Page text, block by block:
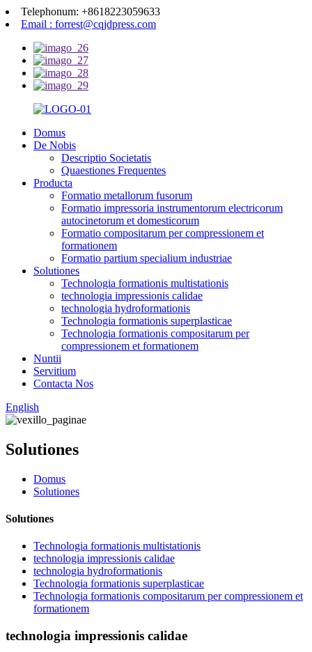
Telephonum: +8618223059633
Email : forrest@cqjdpress.com
Domus
De Nobis
Descriptio Societatis
Quaestiones Frequentes
Producta
Formatio metallorum fusorum
Formatio impressoria instrumentorum electricorum
autocinetorum et domesticorum
Formatio compositarum per compressionem et
formationem
Formatio partium specialium industriae
Solutiones
Technologia formationis multistationis
technologia impressionis calidae
technologia hydroformationis
Technologia formationis superplasticae
Technologia formationis compositarum per
compressionem et formationem
Nuntii
Servitium
Contacta Nos
English
Solutiones
Domus
Solutiones
Solutiones
Technologia formationis multistationis
technologia impressionis calidae
technologia hydroformationis
Technologia formationis superplasticae
Technologia formationis compositarum per compressionem et
formationem
technologia impressionis calidae